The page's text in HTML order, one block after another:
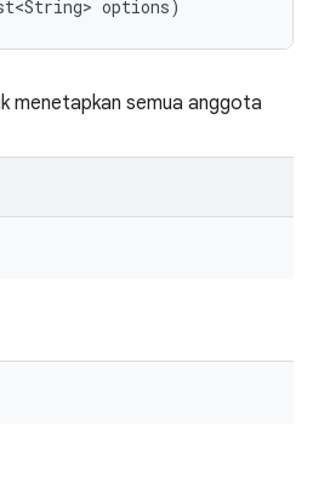
options)
menetapkan semua anggota